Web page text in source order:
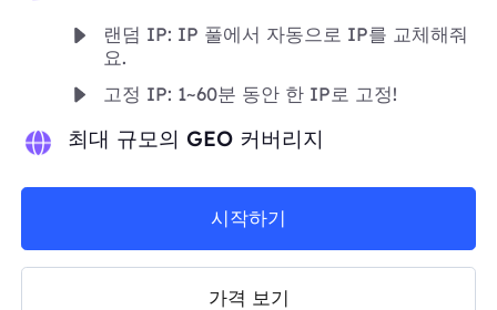
랜덤 IP: IP 풀에서 자동으로 IP를 교체해줘
요.
고정 IP: 1~60분 동안 한 IP로 고정!
최대 규모의 GEO 커버리지
시작하기
가격 보기